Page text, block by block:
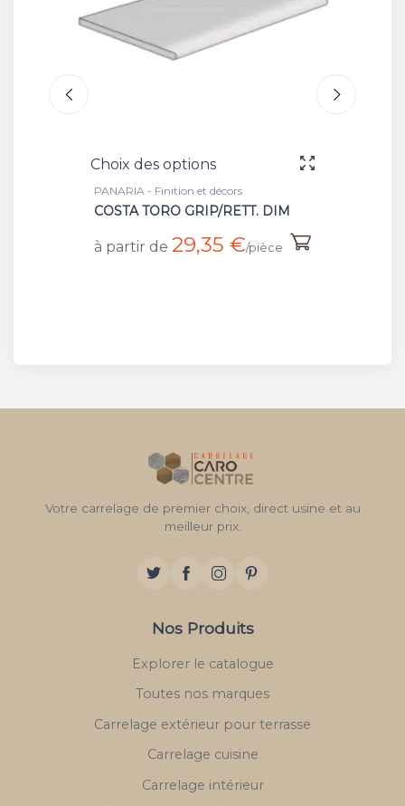
Choix des options
PANARIA - Finition et décors
COSTA TORO GRIP/RETT. DIM
à partir de 29,35 €/pièce
Votre carrelage de premier choix, direct usine et au
meilleur prix.
Nos Produits
Explorer le catalogue
Toutes nos marques
Carrelage extérieur pour terrasse
Carrelage cuisine
Carrelage intérieur